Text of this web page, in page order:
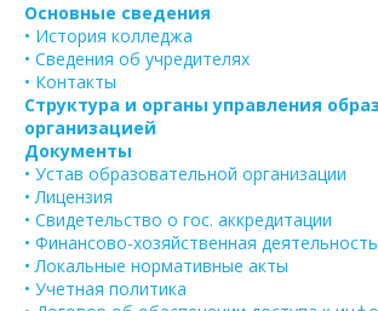
Основные сведения
• История колледжа
• Сведения об учредителях
• Контакты
Структура и органы управления
организацией
Документы
• Устав образовательной организации
• Лицензия
• Свидетельство о гос. аккредитации
• Финансово-хозяйственная деятельность
• Локальные нормативные акты
• Учетная политика